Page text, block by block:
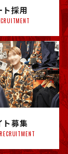
ト採用
ト募集